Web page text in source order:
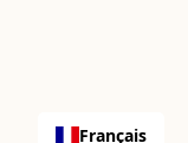
Français